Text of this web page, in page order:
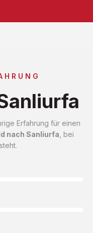
Erfahrung für einen
nach Sanliurfa , bei